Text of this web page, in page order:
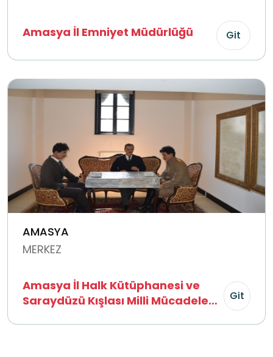
Amasya İl Emniyet Müdürlüğü Git
AMASYA
MERKEZ
Amasya İl Halk Kütüphanesi ve
Saraydüzü Kışlası Milli Mücadele
Git